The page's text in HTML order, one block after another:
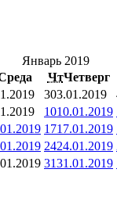
Январь 2019
ЧтЧетверг
303.01.2019
1010.01.2019
1717.01.2019
2424.01.2019
3131.01.2019